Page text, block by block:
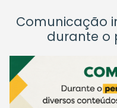
Comunicação
durante o